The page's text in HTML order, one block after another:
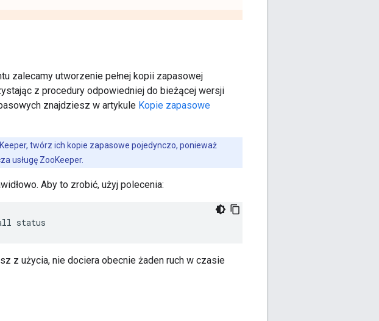
zalecamy utworzenie pełnej kopii zapasowej
z procedury odpowiedniej do bieżącej wersji
znajdziesz w artykule Kopie zapasowe
twórz ich kopie zapasowe pojedynczo, ponieważ
usługę ZooKeeper.
Aby to zrobić, użyj polecenia:
status
z użycia, nie dociera obecnie żaden ruch w czasie